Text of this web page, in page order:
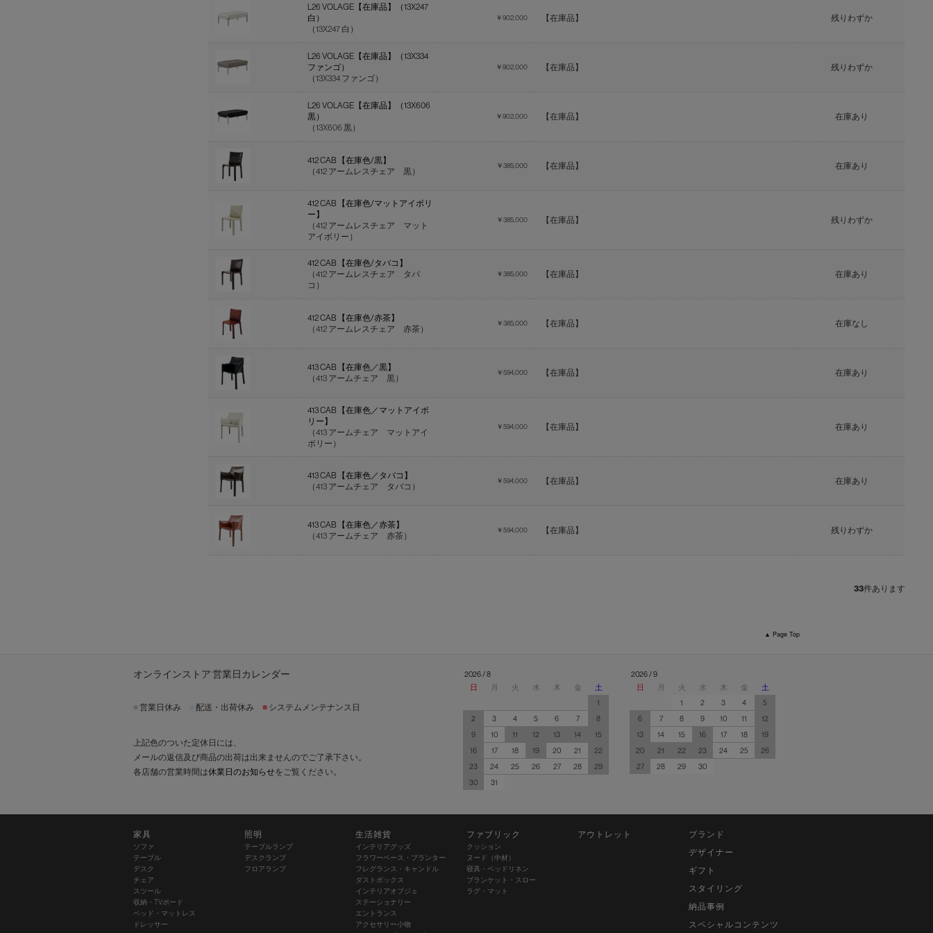
L26 VOLAGE【在庫品】（13X247
白）
（13X247 白）
￥902,000 【在庫品】 残りわずか
L26 VOLAGE【在庫品】（13X334
ファンゴ）
（13X334 ファンゴ）
￥902,000 【在庫品】 残りわずか
L26 VOLAGE【在庫品】（13X606
黒）
（13X606 黒）
￥902,000 【在庫品】 在庫あり
412 CAB 【在庫色/黒】
（412 アームレスチェア 黒）
￥385,000 【在庫品】 在庫あり
412 CAB 【在庫色/マットアイボリ
ー】
（412 アームレスチェア マット
アイボリー）
￥385,000 【在庫品】 残りわずか
412 CAB 【在庫色/タバコ】
（412 アームレスチェア タバ
コ）
￥385,000 【在庫品】 在庫あり
412 CAB 【在庫色/赤茶】
（412 アームレスチェア 赤茶）
￥385,000 【在庫品】 在庫なし
413 CAB 【在庫色／黒】
（413 アームチェア 黒）
￥594,000 【在庫品】 在庫あり
413 CAB 【在庫色／マットアイボ
リー】
（413 アームチェア マットアイ
ボリー）
￥594,000 【在庫品】 在庫あり
413 CAB 【在庫色／タバコ】
（413 アームチェア タバコ）
￥594,000 【在庫品】 在庫あり
413 CAB 【在庫色／赤茶】
（413 アームチェア 赤茶）
￥594,000 【在庫品】 残りわずか
33件あります
▲ Page Top
オンラインストア 営業日カレンダー
営業日休み 配送・出荷休み ■ システムメンテナンス日
上記色のついた定休日には、
メールの返信及び商品の出荷は出来ませんのでご了承下さい。
各店舗の営業時間は休業日のお知らせをご覧ください。
2026 / 8
日
月 火 水 木 金
土
1
2
3 4 5 6 7
8
9
10 11 12 13 14
15
16
17 18 19 20 21
22
23
24 25 26 27 28
29
30
31
2026 / 9
日
月 火 水 木 金
土
1
2 3 4
5
6
7 8 9 10 11
12
13
14 15 16 17 18
19
20
21 22 23 24 25
26
27
28 29 30
家具
ソファ
テーブル
デスク
チェア
スツール
収納・TVボード
ベッド・マットレス
ドレッサー
照明
テーブルランプ
デスクランプ
フロアランプ
生活雑貨
インテリアグッズ
フラワーベース・プランター
フレグランス・キャンドル
ダストボックス
インテリアオブジェ
ステーショナリー
エントランス
アクセサリー小物
ファブリック
クッション
ヌード（中材）
寝具・ベッドリネン
ブランケット・スロー
ラグ・マット
アウトレット
ブランド
デザイナー
ギフト
スタイリング
納品事例
スペシャルコンテンツ